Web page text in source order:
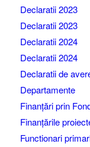
Declaratii 2023
Declaratii 2023
Declaratii 2024
Declaratii 2024
Declaratii de
Departamente
Finanțări prin
Finanțările
Functionari